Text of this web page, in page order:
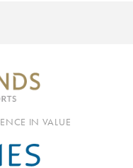
IN VALUE